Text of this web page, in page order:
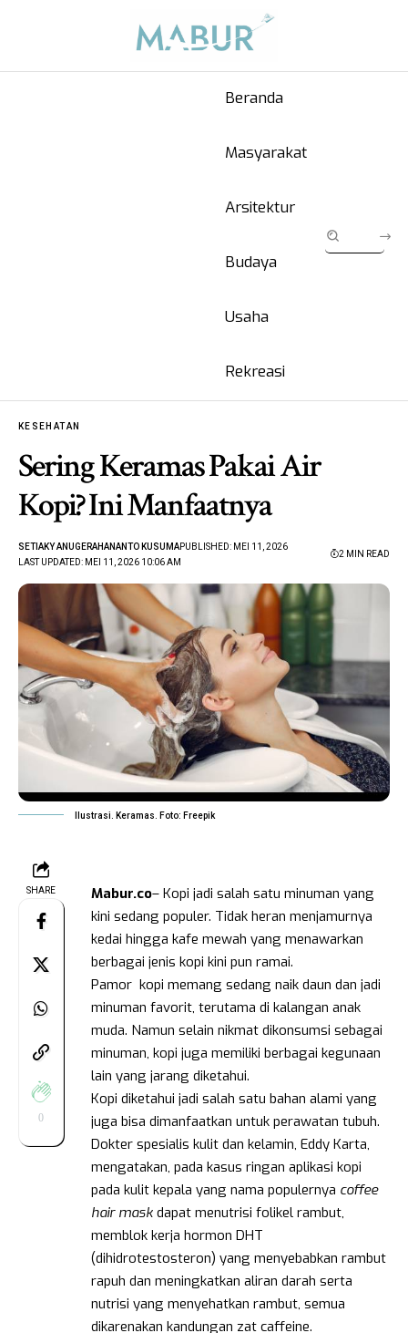
Beranda
Masyarakat
Arsitektur
Budaya
Usaha
Rekreasi
KESEHATAN
Sering Keramas Pakai Air
Kopi? Ini Manfaatnya
LAST UPDATED: MEI 11, 2026 10:06 AM
SETIAKY ANUGERAHANANTO KUSUMAPUBLISHED: MEI 11, 2026
2 MIN READ
Ilustrasi. Keramas. Foto: Freepik
SHARE
0
Mabur.co– Kopi jadi salah satu minuman yang
kini sedang populer. Tidak heran menjamurnya
kedai hingga kafe mewah yang menawarkan
berbagai jenis kopi kini pun ramai.
Pamor kopi memang sedang naik daun dan jadi
minuman favorit, terutama di kalangan anak
muda. Namun selain nikmat dikonsumsi sebagai
minuman, kopi juga memiliki berbagai kegunaan
lain yang jarang diketahui.
Kopi diketahui jadi salah satu bahan alami yang
juga bisa dimanfaatkan untuk perawatan tubuh.
Dokter spesialis kulit dan kelamin, Eddy Karta,
mengatakan, pada kasus ringan aplikasi kopi
pada kulit kepala yang nama populernya coffee
hair mask dapat menutrisi folikel rambut,
memblok kerja hormon DHT
(dihidrotestosteron) yang menyebabkan rambut
rapuh dan meningkatkan aliran darah serta
nutrisi yang menyehatkan rambut, semua
dikarenakan kandungan zat caffeine.